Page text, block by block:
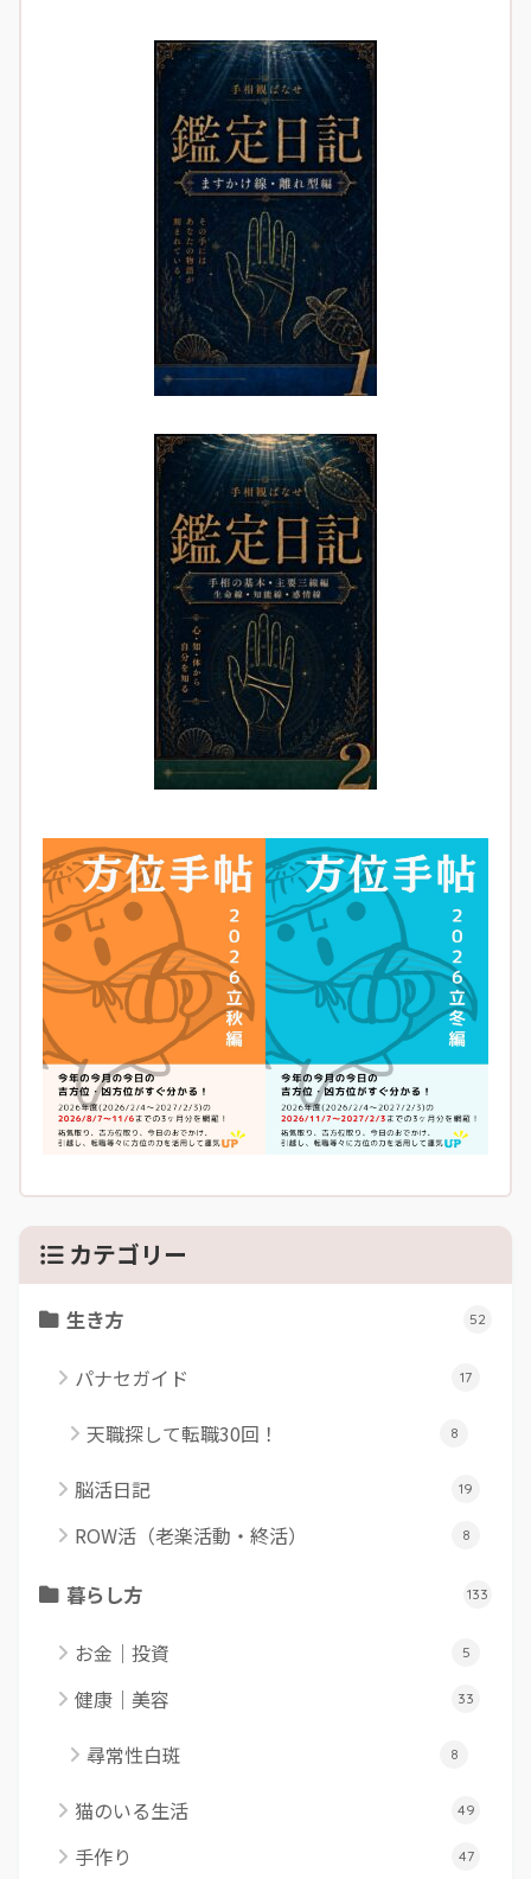
カテゴリー
生き方 52
パナセガイド 17
天職探して転職30回！ 8
脳活日記 19
ROW活（老楽活動・終活） 8
暮らし方 133
お金｜投資 5
健康｜美容 33
尋常性白斑 8
猫のいる生活 49
手作り 47